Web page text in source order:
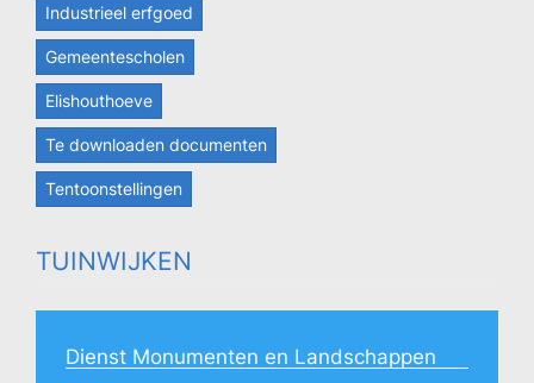
Industrieel erfgoed
Gemeentescholen
Elishouthoeve
Te downloaden documenten
Tentoonstellingen
TUINWIJKEN
Dienst Monumenten en Landschappen